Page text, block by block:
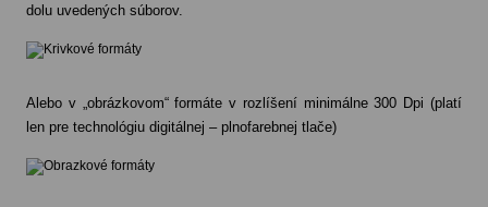
dolu uvedených súborov.
Alebo v „obrázkovom“ formáte v rozlíšení minimálne 300 Dpi (platí
len pre technológiu digitálnej – plnofarebnej tlače)